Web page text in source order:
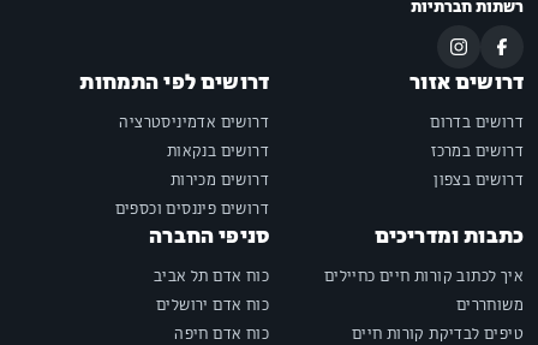
רשתות חברתיות
דרושים אזור
דרושים בדרום
דרושים במרכז
דרושים בצפון
דרושים לפי התמחות
דרושים אדמיניסטרציה
דרושים בנקאות
דרושים מכירות
דרושים פיננסים וכספים
כתבות ומדריכים
איך לכתוב קורות חיים כחיילים
משוחררים
טיפים לבדיקת קורות חיים
סניפי החברה
כוח אדם תל אביב
כוח אדם ירושלים
כוח אדם חיפה